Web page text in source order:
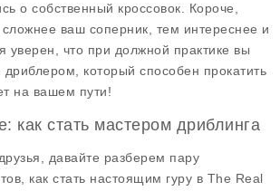
о собственный кроссовок. Короче,
ваш соперник, тем интереснее и
уверен, что при должной практике вы
который способен прокатить
на вашем пути!
как стать мастером дриблинга
давайте разберем пару
как стать настоящим гуру в The Real